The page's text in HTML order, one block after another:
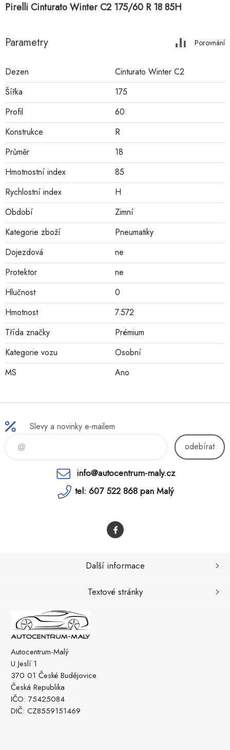
Pirelli Cinturato Winter C2 175/60 R 18 85H
Parametry Porovnání
Dezen
Cinturato Winter C2
Šířka
175
Profil
60
Konstrukce
R
Průměr
18
Hmotnostní index
85
Rychlostní index
H
Období
Zimní
Kategorie zboží
Pneumatiky
Dojezdová
ne
Protektor
ne
Hlučnost
0
Hmotnost
7.572
Třída značky
Prémium
Kategorie vozu
Osobní
MS
Ano
Slevy a novinky e-mailem
odebírat
info@autocentrum-maly.cz
tel: 607 522 868 pan Malý
Autocentrum-Malý
U Jeslí 1
370 01 České Budějovice
Česká Republika
IČO: 75425084
DIČ: CZ8559151469
Další informace
Textové stránky